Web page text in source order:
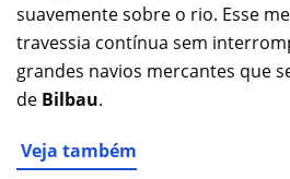
suavemente sobre o rio. Esse
travessia contínua sem
grandes navios mercantes que
de Bilbau.
Veja também